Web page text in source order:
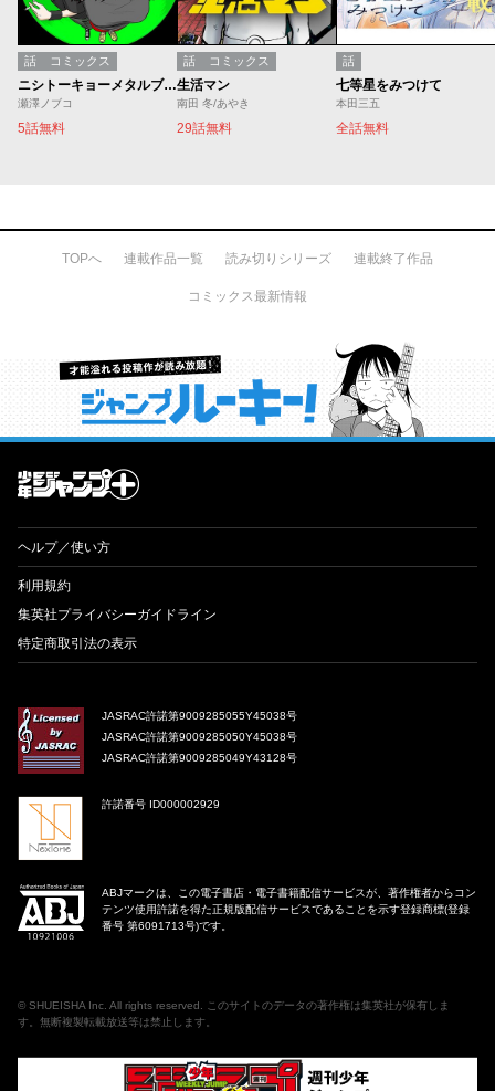
話 コミックス
ニシトーキョーメタルブラザーズ
瀬澤ノブコ
5話無料
話 コミックス
生活マン
南田 冬/あやき
29話無料
話
七等星をみつけて
本田三五
全話無料
TOPへ 連載作品一覧 読み切りシリーズ 連載終了作品
コミックス最新情報
才能溢れる投稿作が読み放題！ ジャンプルーキー！
ヘルプ／使い方
利用規約
集英社プライバシーガイドライン
特定商取引法の表示
JASRAC許諾第9009285055Y45038号
JASRAC許諾第9009285050Y45038号
JASRAC許諾第9009285049Y43128号
許諾番号 ID000002929
ABJマークは、この電子書店・電子書籍配信サービスが、著作権者からコン
テンツ使用許諾を得た正規版配信サービスであることを示す登録商標(登録
番号 第6091713号)です。
© SHUEISHA Inc . All rights reserved. このサイトのデータの著作権は集英社が保有しま
す。無断複製転載放送等は禁止します。